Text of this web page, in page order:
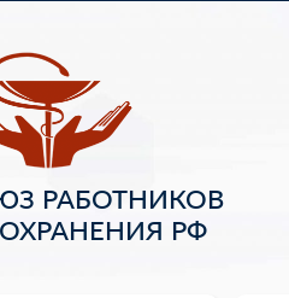
РАБОТНИКОВ
РФ